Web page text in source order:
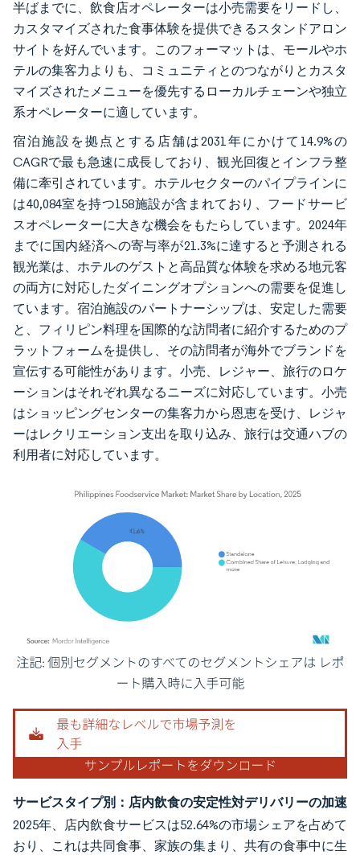
半ばまでに、飲食店オペレーターは小売需要をリードし、
カスタマイズされた食事体験を提供できるスタンドアロン
サイトを好んでいます。このフォーマットは、モールやホ
テルの集客力よりも、コミュニティとのつながりとカスタ
マイズされたメニューを優先するローカルチェーンや独立
系オペレーターに適しています。
宿泊施設を拠点とする店舗は2031年にかけて14.9%の
CAGRで最も急速に成長しており、観光回復とインフラ整
備に牽引されています。ホテルセクターのパイプラインに
は40,084室を持つ158施設が含まれており、フードサービ
スオペレーターに大きな機会をもたらしています。2024年
までに国内経済への寄与率が21.3%に達すると予測される
観光業は、ホテルのゲストと高品質な体験を求める地元客
の両方に対応したダイニングオプションへの需要を促進し
ています。宿泊施設のパートナーシップは、安定した需要
と、フィリピン料理を国際的な訪問者に紹介するためのプ
ラットフォームを提供し、その訪問者が海外でブランドを
宣伝する可能性があります。小売、レジャー、旅行のロケ
ーションはそれぞれ異なるニーズに対応しています。小売
はショッピングセンターの集客力から恩恵を受け、レジャ
ーはレクリエーション支出を取り込み、旅行は交通ハブの
利用者に対応しています。
画像 © Mordor Intelligence。再利用にはCC BY 4.0の表示が必要です。
サービスタイプ別：店内飲食の安定性対デリバリーの加速
2025年、店内飲食サービスは52.64%の市場シェアを占めて
おり、これは共同食事、家族の集まり、共有の食事中に生